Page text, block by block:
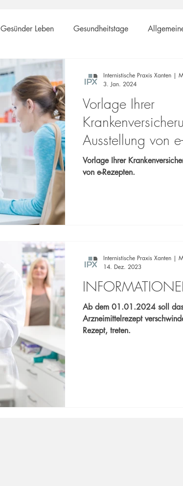
Gesünder Leben Gesundheitstage
Vorlage Ihrer
Ausstellung von
Vorlage Ihrer
von e-Rezepten.
Internistische Praxis Xanten |
3. Jan. 2024
Ab dem 01.01.2024 soll
Arzneimittelrezept
Rezept, treten.
Internistische Praxis Xanten |
14. Dez. 2023